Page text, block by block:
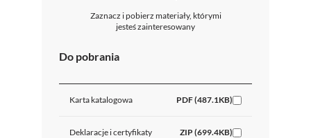
Zaznacz i pobierz materiały, którymi
jesteś zainteresowany
Do pobrania
Karta katalogowa PDF (487.1KB)
Deklaracje i certyfikaty ZIP (699.4KB)